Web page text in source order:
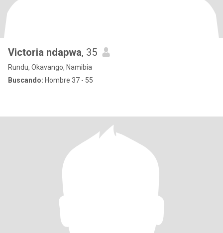
Victoria ndapwa, 35
Rundu, Okavango, Namibia
Buscando: Hombre 37 - 55